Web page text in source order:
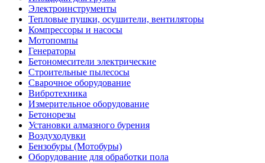
Электроинструменты
Тепловые пушки, осушители, вентиляторы
Компрессоры и насосы
Мотопомпы
Генераторы
Бетономесители электрические
Строительные пылесосы
Сварочное оборудование
Вибротехника
Измерительное оборудование
Бетонорезы
Установки алмазного бурения
Воздуходувки
Бензобуры (Мотобуры)
Оборудование для обработки пола